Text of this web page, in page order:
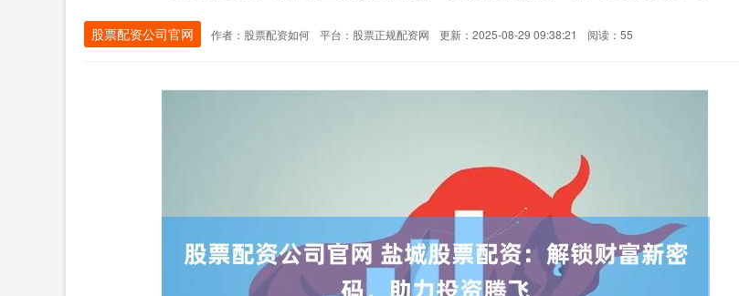
股票配资公司官网 作者：股票配资如何 平台：股票正规配资网 更新：2025-08-29 09:38:21 阅读：55